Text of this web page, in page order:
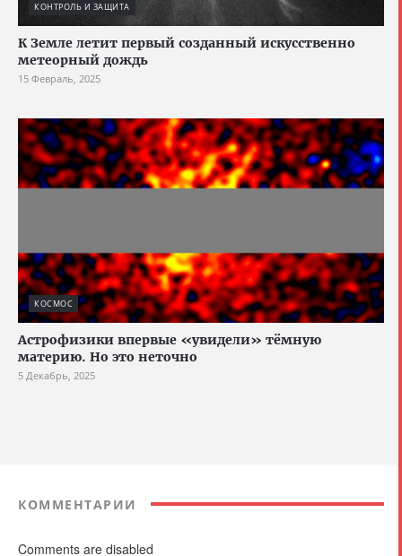
КОНТРОЛЬ И ЗАЩИТА
К Земле летит первый созданный искусственно
метеорный дождь
15 Февраль, 2025
КОСМОС
Астрофизики впервые «увидели» тёмную
материю. Но это неточно
5 Декабрь, 2025
КОММЕНТАРИИ
Comments are disabled